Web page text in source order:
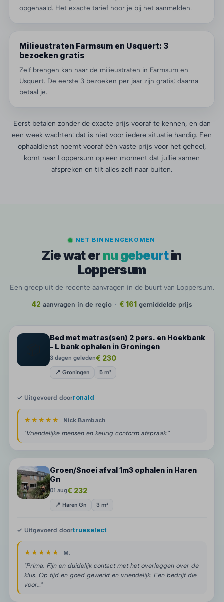
opgehaald. Het exacte tarief hoor je bij het aanmelden.
Milieustraten Farmsum en Usquert: 3
bezoeken gratis
Zelf brengen kan naar de milieustraten in Farmsum en
Usquert. De eerste 3 bezoeken per jaar zijn gratis; daarna
betaal je.
Eerst betalen zonder de exacte prijs vooraf te kennen, en dan
een week wachten: dat is niet voor iedere situatie handig. Een
ophaaldienst noemt vooraf één vaste prijs voor het geheel,
komt naar Loppersum op een moment dat jullie samen
afspreken en tilt alles zelf naar buiten.
NET BINNENGEKOMEN
Zie wat er nu gebeurtin
Loppersum
Een greep uit de recente aanvragen in de buurt van Loppersum.
42 aanvragen in de regio · € 161 gemiddelde prijs
Bed met matras(sen) 2 pers. en Hoekbank
– L bank ophalen in Groningen
3 dagen geleden€ 230
📍 Groningen 5 m³
✓ Uitgevoerd doorronald
★★★★★ Nick Bambach
"Vriendelijke mensen en keurig conform afspraak."
Groen/Snoei afval 1m3 ophalen in Haren
Gn
01 aug€ 232
📍 Haren Gn 3 m³
✓ Uitgevoerd doortrueselect
★★★★★ M.
"Prima. Fijn en duidelijk contact met het overleggen over de
klus. Op tijd en goed gewerkt en vriendelijk. Een bedrijf die
voor…"